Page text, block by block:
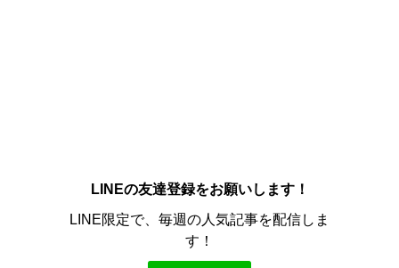
LINEの友達登録をお願いします！
LINE限定で、毎週の人気記事を配信しま
す！